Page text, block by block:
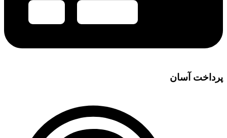
پرداخت آسان